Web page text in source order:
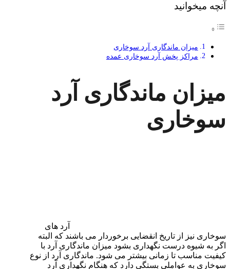
آنچه میخوانید
میزان ماندگاری آرد سوخاری
مراکز پخش آرد سوخاری عمده
میزان ماندگاری آرد
سوخاری
آرد های
سوخاری نیز از تاریخ انقضایی برخوردار می باشند که البته
اگر به شیوه درست نگهداری بشود میزان ماندگاری آرد با
کیفیت مناسب تا زمانی بیشتر می شود. ماندگاری آرد از نوع
سوخاری به عواملی بستگی دارد که هنگام نگهداری آرد